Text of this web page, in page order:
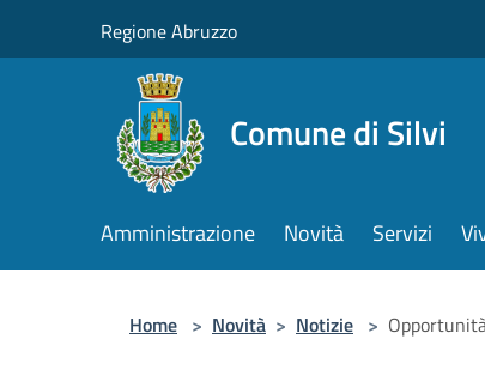
Regione Abruzzo
Comune di Silvi
Amministrazione Novità Servizi
Home > Novità > Notizie >